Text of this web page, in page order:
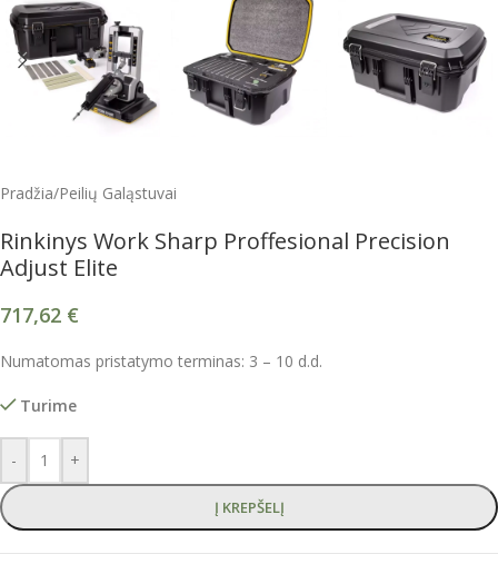
Pradžia/Peilių Galąstuvai
Rinkinys Work Sharp Proffesional Precision
Adjust Elite
717,62 €
Numatomas pristatymo terminas: 3 – 10 d.d.
Turime
- +
Į KREPŠELĮ